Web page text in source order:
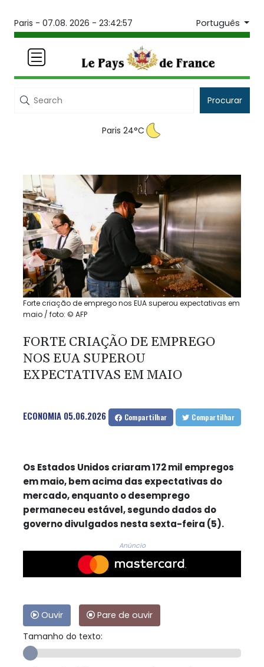
Paris - 07.08. 2026 - 23:42:58 Português
Procurar
Paris 24°C
Forte criação de emprego nos EUA superou expectativas em
maio / foto: © AFP
FORTE CRIAÇÃO DE EMPREGO
NOS EUA SUPEROU
EXPECTATIVAS EM MAIO
ECONOMIA 05.06.2026 Compartilhar Compartilhar
Os Estados Unidos criaram 172 mil empregos
em maio, bem acima das expectativas do
mercado, enquanto o desemprego
permaneceu estável, segundo dados do
governo divulgados nesta sexta-feira (5).
Anúncio
Ouvir
Pare de ouvir
Tamanho do texto: